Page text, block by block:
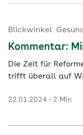
Blickwinkel
Kommentar:
Die Zeit für
trifft überall auf
22.01.2024 2 Min